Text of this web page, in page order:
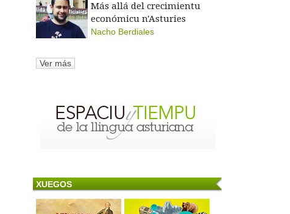
Más allá del crecimientu
económicu n'Asturies
Nacho Berdiales
Ver más
XUEGOS